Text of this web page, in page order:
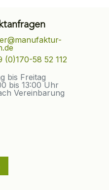
(0)170-58 52 112
bis Freitag
bis 13:00 Uhr
Vereinbarung